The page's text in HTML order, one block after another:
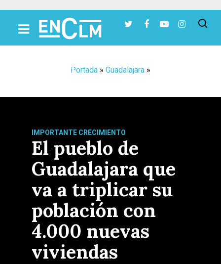
Portada » Guadalajara »
IMPORTANTE CRECIMIENTO
El pueblo de
Guadalajara que
va a triplicar su
población con
4.000 nuevas
viviendas